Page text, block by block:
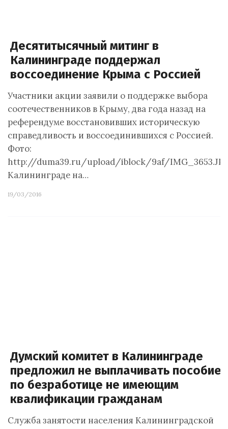
Десятитысячный митинг в
Калининграде поддержал
воссоединение Крыма с Россией
Участники акции заявили о поддержке выбора
соотечественников в Крыму, два года назад на
референдуме восстановивших историческую
справедливость и воссоединившихся с Россией.
Фото:
http://duma39.ru/upload/iblock/9af/
Калининграде на…
19/03/2016
Думский комитет в Калининграде
предложил не выплачивать пособие
по безработице не имеющим
квалификации гражданам
Служба занятости населения Калининградской